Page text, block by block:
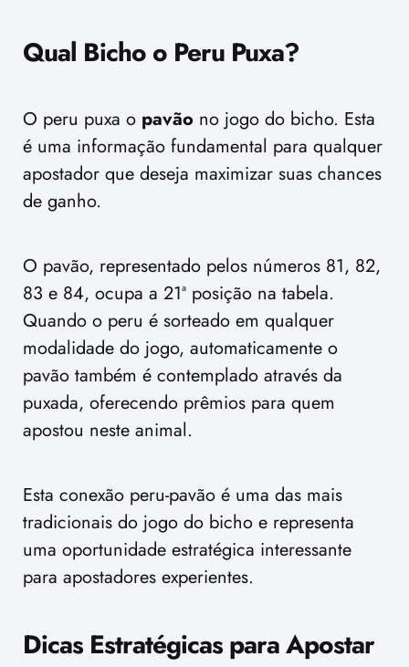
Qual Bicho o Peru Puxa?
O peru puxa o pavão no jogo do bicho. Esta
é uma informação fundamental para qualquer
apostador que deseja maximizar suas chances
de ganho.
O pavão, representado pelos números 81, 82,
83 e 84, ocupa a 21ª posição na tabela.
Quando o peru é sorteado em qualquer
modalidade do jogo, automaticamente o
pavão também é contemplado através da
puxada, oferecendo prêmios para quem
apostou neste animal.
Esta conexão peru-pavão é uma das mais
tradicionais do jogo do bicho e representa
uma oportunidade estratégica interessante
para apostadores experientes.
Dicas Estratégicas para Apostar